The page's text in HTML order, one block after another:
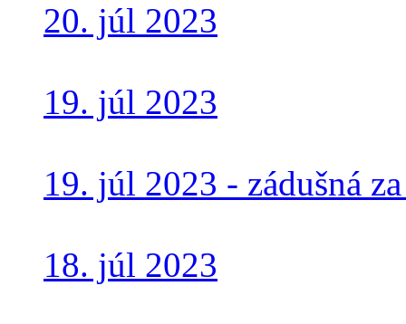
20. júl 2023
19. júl 2023
19. júl 2023 - zádušná
18. júl 2023